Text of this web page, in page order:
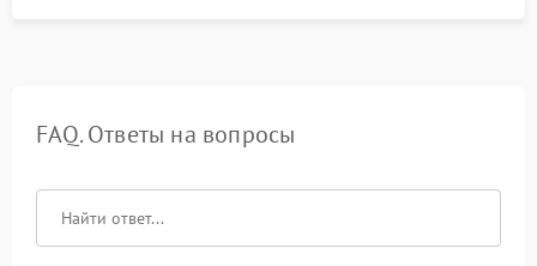
FAQ. Ответы на вопросы